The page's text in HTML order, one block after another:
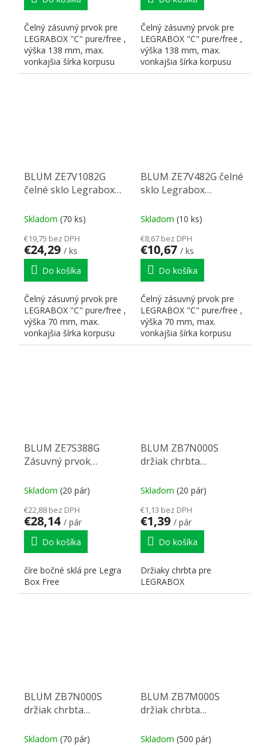
Čelný zásuvný prvok pre
LEGRABOX "C" pure/free ,
výška 138 mm, max.
vonkajšia šírka korpusu
1200 mm, sklo číre,...
Čelný zásuvný prvok pre
LEGRABOX "C" pure/free ,
výška 138 mm, max.
vonkajšia šírka korpusu
600 mm, sklo číre,
BLUM ZE7V1082G
čelné sklo Legrabox
Skladom (70 ks)
€19,75 bez DPH
€24,29 / ks
Do košíka
Čelný zásuvný prvok pre
LEGRABOX "C" pure/free ,
výška 70 mm, max.
vonkajšia šírka korpusu
1200 mm, sklo číre,
BLUM ZE7V482G čelné
sklo Legrabox
Skladom (10 ks)
€8,67 bez DPH
€10,67 / ks
Do košíka
Čelný zásuvný prvok pre
LEGRABOX "C" pure/free ,
výška 70 mm, max.
vonkajšia šírka korpusu
600 mm, sklo číre,
BLUM ZE7S388G
Zásuvný prvok
Skladom (20 pár)
€22,88 bez DPH
€28,14 / pár
Do košíka
číre bočné sklá pre Legra
Box Free
BLUM ZB7N000S
držiak chrbta
Skladom (20 pár)
€1,13 bez DPH
€1,39 / pár
Do košíka
Držiaky chrbta pre
LEGRABOX
BLUM ZB7N000S
držiak chrbta
Skladom (70 pár)
BLUM ZB7M000S
držiak chrbta
Skladom (500 pár)